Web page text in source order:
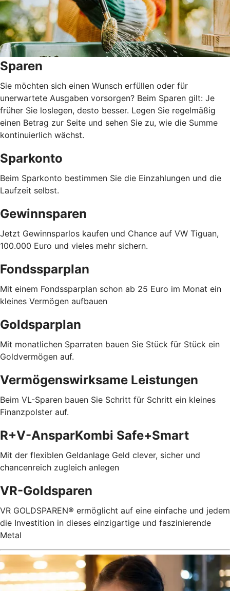
Sparen
Sie möchten sich einen Wunsch erfüllen oder für
unerwartete Ausgaben vorsorgen? Beim Sparen gilt: Je
früher Sie loslegen, desto besser. Legen Sie regelmäßig
einen Betrag zur Seite und sehen Sie zu, wie die Summe
kontinuierlich wächst.
Sparkonto
Beim Sparkonto bestimmen Sie die Einzahlungen und die
Laufzeit selbst.
Gewinnsparen
Jetzt Gewinnsparlos kaufen und Chance auf VW Tiguan,
100.000 Euro und vieles mehr sichern.
Fondssparplan
Mit einem Fondssparplan schon ab 25 Euro im Monat ein
kleines Vermögen aufbauen
Goldsparplan
Mit monatlichen Sparraten bauen Sie Stück für Stück ein
Goldvermögen auf.
Vermögenswirksame Leistungen
Beim VL-Sparen bauen Sie Schritt für Schritt ein kleines
Finanzpolster auf.
R+V-AnsparKombi Safe+Smart
Mit der flexiblen Geldanlage Geld clever, sicher und
chancenreich zugleich anlegen
VR-Goldsparen
VR GOLDSPAREN® ermöglicht auf eine einfache und jedem
die Investition in dieses einzigartige und faszinierende
Metal